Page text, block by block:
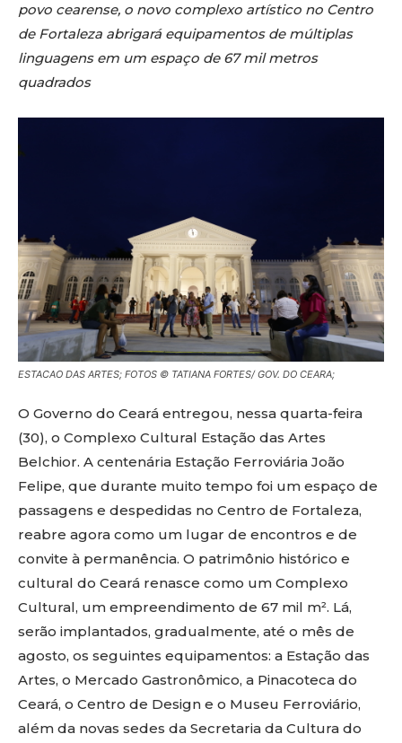
povo cearense, o novo complexo artístico no Centro
de Fortaleza abrigará equipamentos de múltiplas
linguagens em um espaço de 67 mil metros
quadrados
ESTACAO DAS ARTES; FOTOS © TATIANA FORTES/ GOV. DO CEARA;
O Governo do Ceará entregou, nessa quarta-feira
(30), o Complexo Cultural Estação das Artes
Belchior. A centenária Estação Ferroviária João
Felipe, que durante muito tempo foi um espaço de
passagens e despedidas no Centro de Fortaleza,
reabre agora como um lugar de encontros e de
convite à permanência. O patrimônio histórico e
cultural do Ceará renasce como um Complexo
Cultural, um empreendimento de 67 mil m². Lá,
serão implantados, gradualmente, até o mês de
agosto, os seguintes equipamentos: a Estação das
Artes, o Mercado Gastronômico, a Pinacoteca do
Ceará, o Centro de Design e o Museu Ferroviário,
além da novas sedes da Secretaria da Cultura do